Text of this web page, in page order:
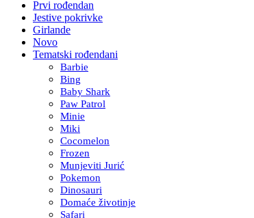
Prvi rođendan
Jestive pokrivke
Girlande
Novo
Tematski rođendani
Barbie
Bing
Baby Shark
Paw Patrol
Minie
Miki
Cocomelon
Frozen
Munjeviti Jurić
Pokemon
Dinosauri
Domaće životinje
Safari